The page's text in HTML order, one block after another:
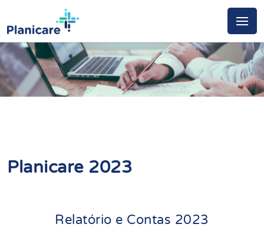
Planicare 2023
Relatório e Contas 2023